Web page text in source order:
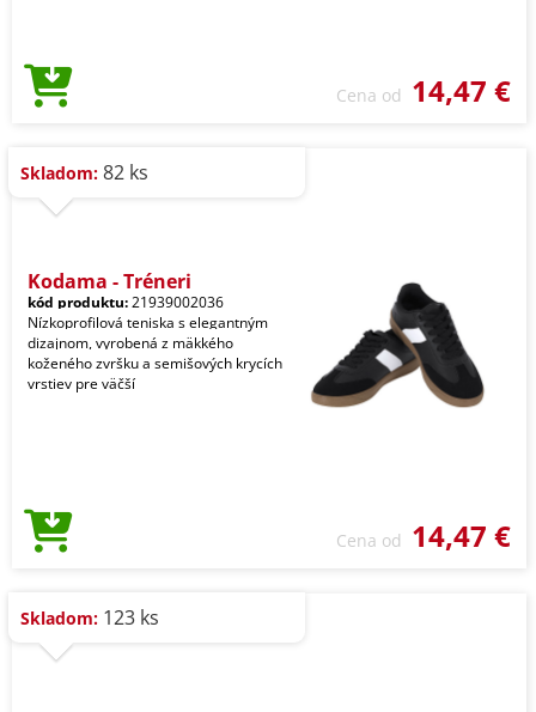
Cena od 14,47 €
Skladom: 82 ks
Kodama - Tréneri
kód produktu:21939002036
Nízkoprofilová teniska s elegantným
dizajnom, vyrobená z mäkkého
koženého zvršku a semišových krycích
vrstiev pre väčší
Cena od 14,47 €
Skladom: 123 ks